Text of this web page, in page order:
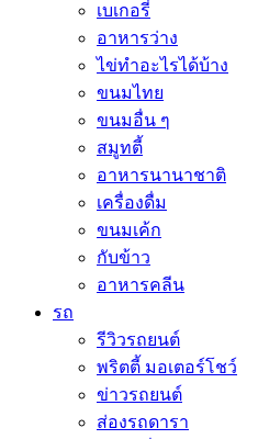
เบเกอรี่
อาหารว่าง
ไข่ทำอะไรได้บ้าง
ขนมไทย
ขนมอื่น ๆ
สมูทตี้
อาหารนานาชาติ
เครื่องดื่ม
ขนมเค้ก
กับข้าว
อาหารคลีน
รถ
รีวิวรถยนต์
พริตตี้ มอเตอร์โชว์
ข่าวรถยนต์
ส่องรถดารา